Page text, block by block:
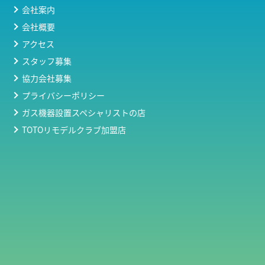
会社案内
会社概要
アクセス
スタッフ募集
協力会社募集
プライバシーポリシー
ガス機器設置スペシャリストの店
TOTOリモデルクラブ加盟店